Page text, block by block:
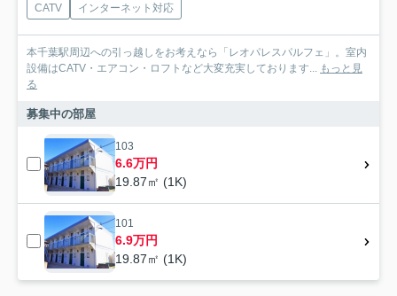
CATV インターネット対応
本千葉駅周辺への引っ越しをお考えなら「レオパレスパルフェ」。室内
設備はCATV・エアコン・ロフトなど大変充実しております...
もっと見
る
募集中の部屋
103
6.6万円
19.87㎡ (1K)
101
6.9万円
19.87㎡ (1K)